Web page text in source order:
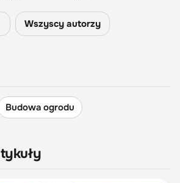
Wszyscy autorzy
Budowa ogrodu